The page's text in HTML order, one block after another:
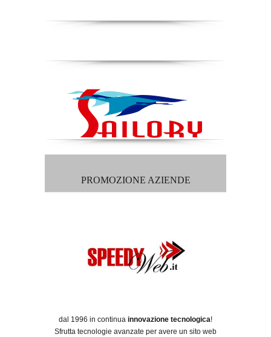
PROMOZIONE AZIENDE
dal 1996 in continua innovazione tecnologica!
Sfrutta tecnologie avanzate per avere un sito web